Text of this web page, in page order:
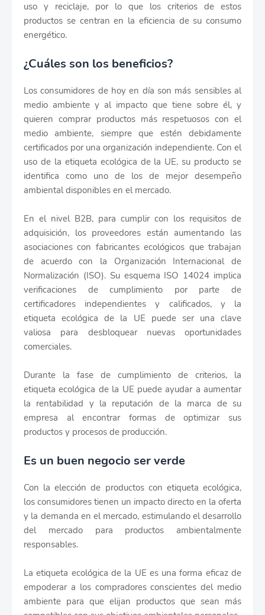
uso y reciclaje, por lo que los criterios de estos
productos se centran en la eficiencia de su consumo
energético.
¿Cuáles son los beneficios?
Los consumidores de hoy en día son más sensibles al
medio ambiente y al impacto que tiene sobre él, y
quieren comprar productos más respetuosos con el
medio ambiente, siempre que estén debidamente
certificados por una organización independiente. Con el
uso de la etiqueta ecológica de la UE, su producto se
identifica como uno de los de mejor desempeño
ambiental disponibles en el mercado.
En el nivel B2B, para cumplir con los requisitos de
adquisición, los proveedores están aumentando las
asociaciones con fabricantes ecológicos que trabajan
de acuerdo con la Organización Internacional de
Normalización (ISO). Su esquema ISO 14024 implica
verificaciones de cumplimiento por parte de
certificadores independientes y calificados, y la
etiqueta ecológica de la UE puede ser una clave
valiosa para desbloquear nuevas oportunidades
comerciales.
Durante la fase de cumplimiento de criterios, la
etiqueta ecológica de la UE puede ayudar a aumentar
la rentabilidad y la reputación de la marca de su
empresa al encontrar formas de optimizar sus
productos y procesos de producción.
Es un buen negocio ser verde
Con la elección de productos con etiqueta ecológica,
los consumidores tienen un impacto directo en la oferta
y la demanda en el mercado, estimulando el desarrollo
del mercado para productos ambientalmente
responsables.
La etiqueta ecológica de la UE es una forma eficaz de
empoderar a los compradores conscientes del medio
ambiente para que elijan productos que sean más